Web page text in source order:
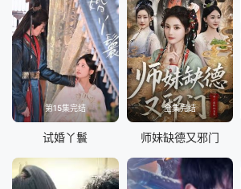
第15集完结
试婚丫鬟
全集完结
师妹缺德又邪门